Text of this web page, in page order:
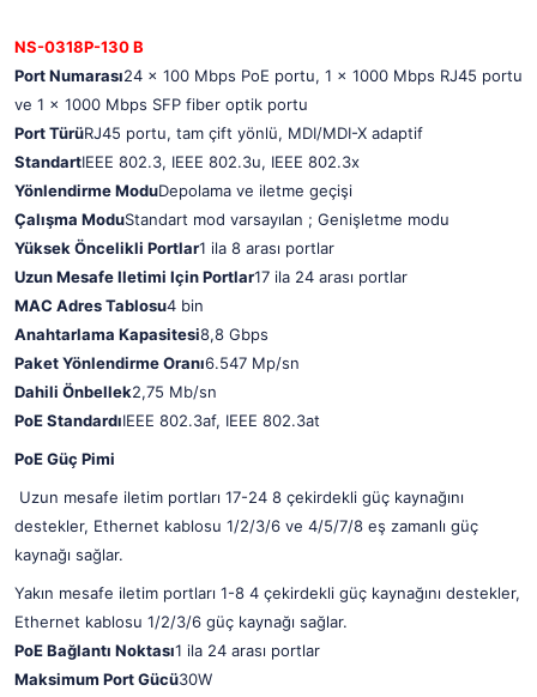
NS-0318P-130 B
Port Numarası24 × 100 Mbps PoE portu, 1 × 1000 Mbps RJ45 portu
ve 1 × 1000 Mbps SFP fiber optik portu
Port TürüRJ45 portu, tam çift yönlü, MDI/MDI-X adaptif
StandartIEEE 802.3, IEEE 802.3u, IEEE 802.3x
Yönlendirme ModuDepolama ve iletme geçişi
Çalışma ModuStandart mod varsayılan ; Genişletme modu
Yüksek Öncelikli Portlar1 ila 8 arası portlar
Uzun Mesafe Iletimi Için Portlar17 ila 24 arası portlar
MAC Adres Tablosu4 bin
Anahtarlama Kapasitesi8,8 Gbps
Paket Yönlendirme Oranı6.547 Mp/sn
Dahili Önbellek2,75 Mb/sn
PoE StandardıIEEE 802.3af, IEEE 802.3at
PoE Güç Pimi
Uzun mesafe iletim portları 17-24 8 çekirdekli güç kaynağını
destekler, Ethernet kablosu 1/2/3/6 ve 4/5/7/8 eş zamanlı güç
kaynağı sağlar.
Yakın mesafe iletim portları 1-8 4 çekirdekli güç kaynağını destekler,
Ethernet kablosu 1/2/3/6 güç kaynağı sağlar.
PoE Bağlantı Noktası1 ila 24 arası portlar
Maksimum Port Gücü30W